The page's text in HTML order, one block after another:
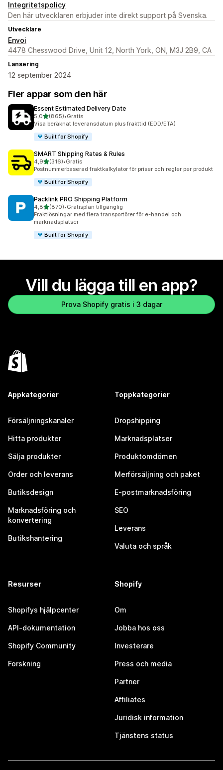
Integritetspolicy
Den här utvecklaren erbjuder inte direkt support på Svenska.
Utvecklare
Envoi
4478 Chesswood Drive, Unit 12, North York, ON, M3J 2B9, CA
Lansering
12 september 2024
Fler appar som den här
Essent Estimated Delivery Date
5,0av 5 stjärnor
(865)
865 recensioner totalt
•Gratis
Visa beräknat leveransdatum plus frakttid (EDD/ETA)
Built for Shopify
SMART Shipping Rates & Rules
4,9av 5 stjärnor
(316)
316 recensioner totalt
•Gratis
Postnummerbaserad fraktkalkylator för priser och regler per produkt
Built for Shopify
Packlink PRO Shipping Platform
4,8av 5 stjärnor
(870)
870 recensioner totalt
•Gratisplan tillgänglig
Fraktlösningar med flera transportörer för e-handel och
marknadsplatser
Built for Shopify
Vill du lägga till en app?
Prova Shopify gratis i 3 dagar
Appkategorier
Försäljningskanaler
Hitta produkter
Sälja produkter
Order och leverans
Butiksdesign
Marknadsföring och
konvertering
Butikshantering
Toppkategorier
Dropshipping
Marknadsplatser
Produktomdömen
Merförsäljning och paket
E-postmarknadsföring
SEO
Leverans
Valuta och språk
Resurser
Shopifys hjälpcenter
API-dokumentation
Shopify Community
Forskning
Shopify
Om
Jobba hos oss
Investerare
Press och media
Partner
Affiliates
Juridisk information
Tjänstens status